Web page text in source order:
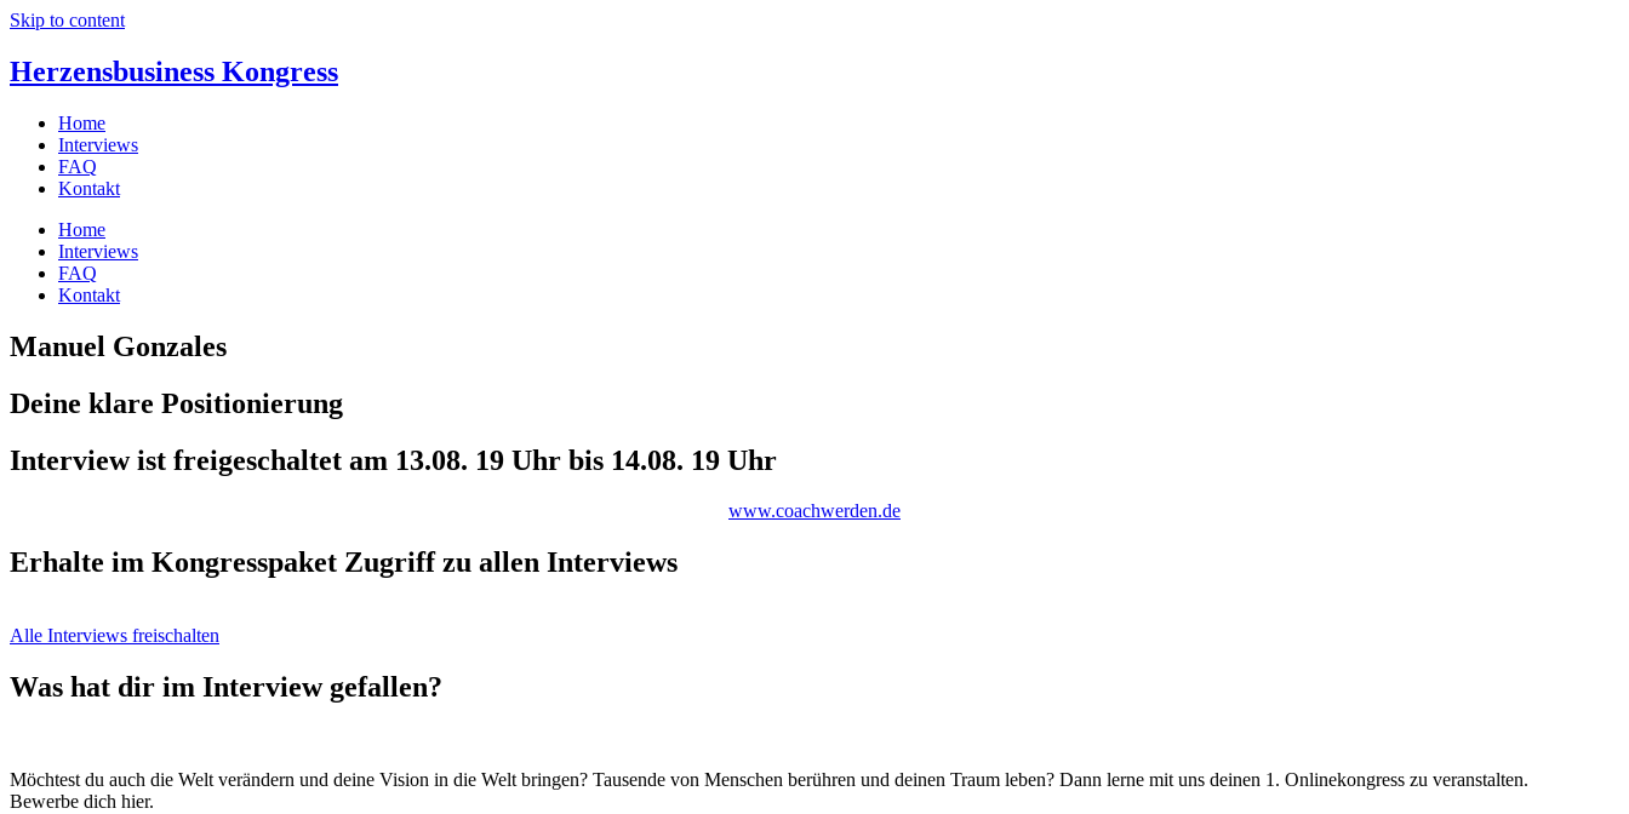
Skip to content
Herzensbusiness Kongress
Home
Interviews
FAQ
Kontakt
Home
Interviews
FAQ
Kontakt
Manuel Gonzales
Deine klare Positionierung
Interview ist freigeschaltet am 13.08. 19 Uhr bis 14.08. 19 Uhr
www.coachwerden.de
Erhalte im Kongresspaket Zugriff zu allen Interviews
Alle Interviews freischalten
Was hat dir im Interview gefallen?
Möchtest du auch die Welt verändern und deine Vision in die Welt bringen? Tausende von Menschen berühren und deinen Traum leben? Dann lerne mit uns deinen 1. Onlinekongress zu veranstalten.
Bewerbe dich hier.